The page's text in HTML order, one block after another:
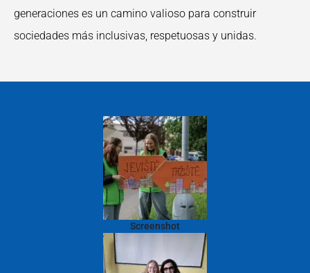
generaciones es un camino valioso para construir
sociedades más inclusivas, respetuosas y unidas.
Screenshot